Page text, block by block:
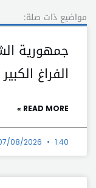
مواضيع ذات صلة:
جمهورية
الفراغ الكبير
READ MORE »
08/2026 1:40 م